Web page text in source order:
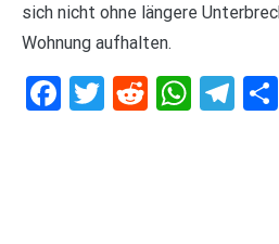
sich nicht ohne längere
Wohnung aufhalten.
Facebook
Twitter
Reddit